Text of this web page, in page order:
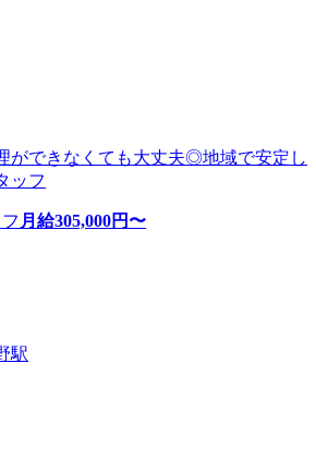
ができなくても大丈夫◎地域で安定し
ッフ
月給305,000円〜
駅